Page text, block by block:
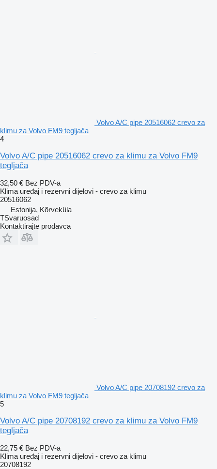
Volvo A/C pipe 20516062 crevo za
klimu za Volvo FM9 tegljača
4
Volvo A/C pipe 20516062 crevo za klimu za Volvo FM9
tegljača
32,50 € Bez PDV-a
Klima uređaj i rezervni dijelovi - crevo za klimu
20516062
Estonija, Kõrveküla
TSvaruosad
Kontaktirajte prodavca
Volvo A/C pipe 20708192 crevo za
klimu za Volvo FM9 tegljača
5
Volvo A/C pipe 20708192 crevo za klimu za Volvo FM9
tegljača
22,75 € Bez PDV-a
Klima uređaj i rezervni dijelovi - crevo za klimu
20708192